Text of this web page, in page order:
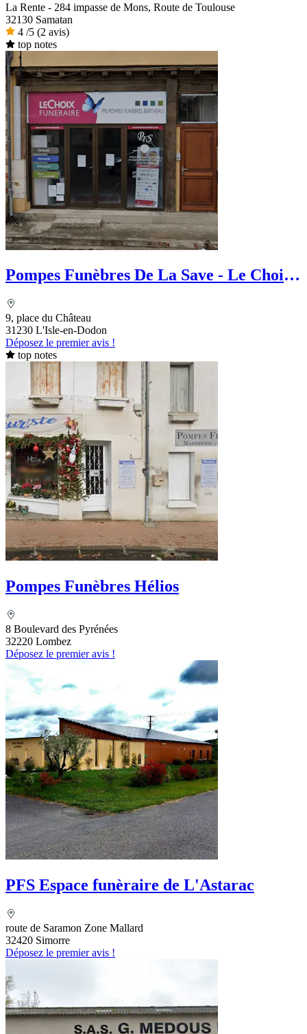
La Rente - 284 impasse de Mons, Route de Toulouse
32130 Samatan
4 /5 (2 avis)
top notes
Pompes Funèbres De La Save - Le Choix
9, place du Château
31230 L'Isle-en-Dodon
Déposez le premier avis !
top notes
Pompes Funèbres Hélios
8 Boulevard des Pyrénées
32220 Lombez
Déposez le premier avis !
PFS Espace funèraire de L'Astarac
route de Saramon Zone Mallard
32420 Simorre
Déposez le premier avis !